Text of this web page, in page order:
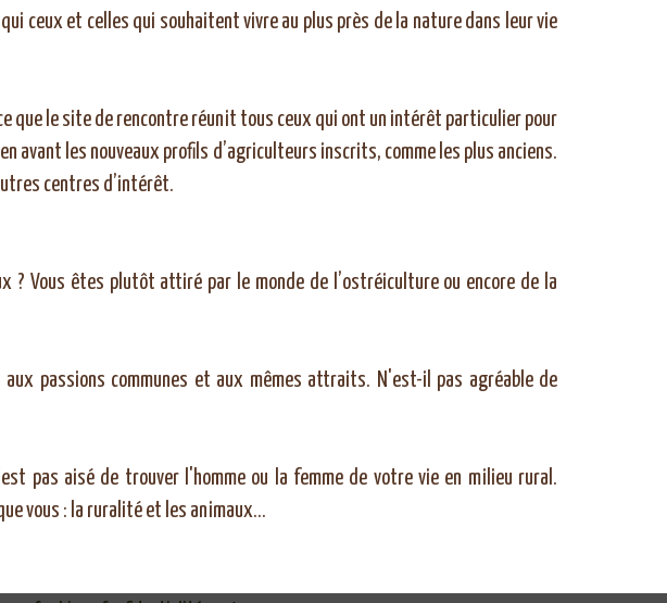
ceux et celles qui souhaitent vivre au plus près de la nature dans leur vie
que le site de rencontre réunit tous ceux qui ont un intérêt particulier pour
avant les nouveaux profils d’agriculteurs inscrits, comme les plus anciens.
centres d’intérêt.
? Vous êtes plutôt attiré par le monde de l’ostréiculture ou encore de la
passions communes et aux mêmes attraits. N'est-il pas agréable de
pas aisé de trouver l'homme ou la femme de votre vie en milieu rural.
vous : la ruralité et les animaux…